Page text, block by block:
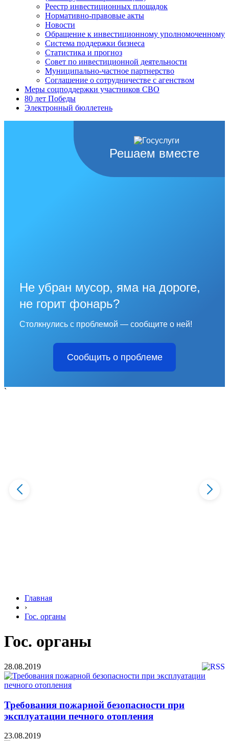
Реестр инвестиционных площадок
Нормативно-правовые акты
Новости
Обращение к инвестиционному уполномоченному
Система поддержки бизнеса
Статистика и прогноз
Совет по инвестиционной деятельности
Муниципально-частное партнерство
Соглашение о сотрудничестве с агенством
Меры соцподдержки участников СВО
80 лет Победы
Электронный бюллетень
Решаем вместе
Не убран мусор, яма на дороге,
не горит фонарь?
Столкнулись с проблемой — сообщите о ней!
Сообщить о проблеме
`
Главная
›
Гос. органы
Гос. органы
28.08.2019
Требования пожарной безопасности при
эксплуатации печного отопления
23.08.2019